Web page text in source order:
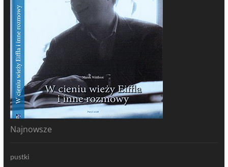
Najnowsze
pustki